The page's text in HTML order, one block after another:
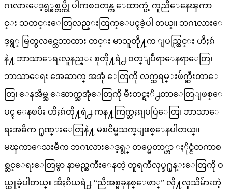
ဂၤလားေဒ့ရွ္စစ္တပ္ကို ပါကစၥတန္က ေထာက္ပံ့ ကူညီေနေၾကာ
င္း သတင္းေတြလည္းထြက္ေပၚခဲ့ပါ တယ္။ ဘဂၤလားေ
ဒ့ရွ္ မြတ္စလင္သေဘာထား တင္း မာသူတို႔က ျပည္တြင္း ဟိႏၵဴ
နဲ႔ ဘာသာေရးလူနည္း စုတို႔ရဲ႕ ဝတ္ျပဳရာေနရာေတြ၊
ဘာသာေရး အေဆာက္ အအုံ ေတြကို လက္သရမ္းဖ်က္ဆီးတာေ
တြ၊ ေနအိမ္အ ေဆာက္အအုံေတြကို မီးတင္ရႈိ႕တာေတြျဖစ္ေ
ပၚ ေနၿပီး ဟိႏၵဴတို႔ရဲ႕ ကန႔္ကြက္ဆႏၵျပပြဲေတြ၊ ဘာသာေ
ရးအဓိက ႐ုဏ္းေတြနဲ႔ မၿငိမ္မသက္ျဖစ္ေနပါတယ္။
မၾကာေသးမီက ဘဂၤလားေဒ့ရွ္ တပ္မေတာ္ဟာ ႏိုင္ငံတကာစ
စ္ဆင္ေရးေတြမွာ နာမည္ႀကီးေနတဲ့ တူရကီလုပ္ဒ႐ုန္းေတြကို ဝ
ယ္ယူခဲ့ပါတယ္။ အိႏၵိယရဲ႕ “ညီအစ္မခုနစ္ေဖာ္” လို႔လူသိမ်ားတဲ့